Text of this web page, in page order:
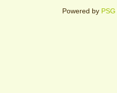
Powered by PSG